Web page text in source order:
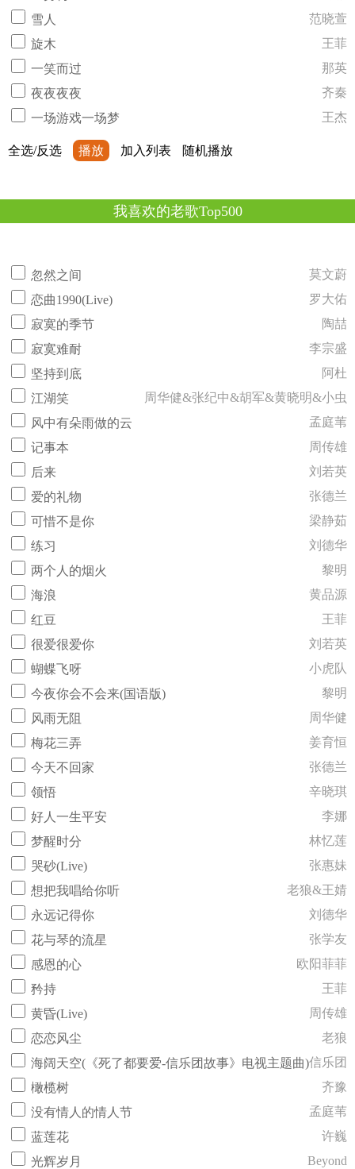
雪人
范晓萱
旋木
王菲
一笑而过
那英
夜夜夜夜
齐秦
一场游戏一场梦
王杰
全选/反选 播放 加入列表 随机播放
我喜欢的老歌Top500
忽然之间
莫文蔚
恋曲1990(Live)
罗大佑
寂寞的季节
陶喆
寂寞难耐
李宗盛
坚持到底
阿杜
江湖笑
周华健&张纪中&胡军&黄晓明&小虫
风中有朵雨做的云
孟庭苇
记事本
周传雄
后来
刘若英
爱的礼物
张德兰
可惜不是你
梁静茹
练习
刘德华
两个人的烟火
黎明
海浪
黄品源
红豆
王菲
很爱很爱你
刘若英
蝴蝶飞呀
小虎队
今夜你会不会来(国语版)
黎明
风雨无阻
周华健
梅花三弄
姜育恒
今天不回家
张德兰
领悟
辛晓琪
好人一生平安
李娜
梦醒时分
林忆莲
哭砂(Live)
张惠妹
想把我唱给你听
老狼&王婧
永远记得你
刘德华
花与琴的流星
张学友
感恩的心
欧阳菲菲
矜持
王菲
黄昏(Live)
周传雄
恋恋风尘
老狼
海阔天空(《死了都要爱-信乐团故事》电视主题曲)信乐团
橄榄树
齐豫
没有情人的情人节
孟庭苇
蓝莲花
许巍
光辉岁月
Beyond